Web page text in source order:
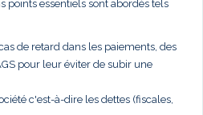
points essentiels sont abordés tels
de retard dans les paiements, des
pour leur éviter de subir une
c'est-à-dire les dettes (fiscales,